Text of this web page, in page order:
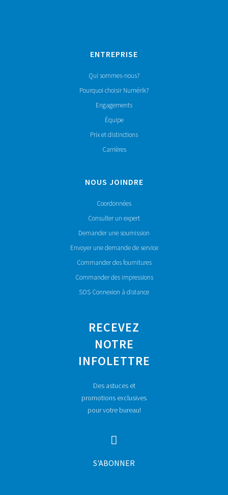
ENTREPRISE
Qui sommes-nous?
Pourquoi choisir Numérik?
Engagements
Équipe
Prix et distinctions
Carrières
NOUS JOINDRE
Coordonnées
Consulter un expert
Demander une soumission
Envoyer une demande de service
Commander des fournitures
Commander des impressions
SOS Connexion à distance
RECEVEZ
NOTRE
INFOLETTRE
Des astuces et
promotions exclusives
pour votre bureau!
S'ABONNER